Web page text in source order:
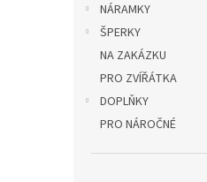
NÁRAMKY
ŠPERKY
NA ZAKÁZKU
PRO ZVÍŘÁTKA
DOPLŇKY
PRO NÁROČNÉ